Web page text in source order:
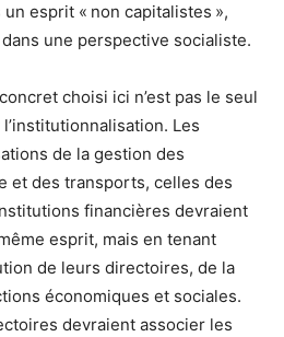
esprit « non capitalistes »,
une perspective socialiste.
choisi ici n’est pas le seul
Les
de la gestion des
et des transports, celles des
financières devraient
esprit, mais en tenant
de leurs directoires, de la
économiques et sociales.
devraient associer les